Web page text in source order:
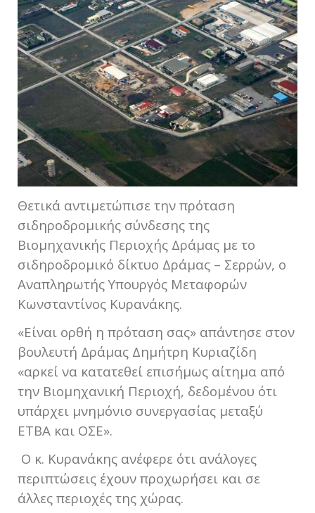
Θετικά αντιμετώπισε την πρόταση
σιδηροδρομικής σύνδεσης της
Βιομηχανικής Περιοχής Δράμας με το
σιδηροδρομικό δίκτυο Δράμας – Σερρών, ο
Αναπληρωτής Υπουργός Μεταφορών
Κωνσταντίνος Κυρανάκης.
«Είναι ορθή η πρόταση σας» απάντησε στον
βουλευτή Δράμας Δημήτρη Κυριαζίδη
«αρκεί να κατατεθεί επισήμως αίτημα από
την Βιομηχανική Περιοχή, δεδομένου ότι
υπάρχει μνημόνιο συνεργασίας μεταξύ
ΕΤΒΑ και ΟΣΕ».
Ο κ. Κυρανάκης ανέφερε ότι ανάλογες
περιπτώσεις έχουν προχωρήσει και σε
άλλες περιοχές της χώρας.